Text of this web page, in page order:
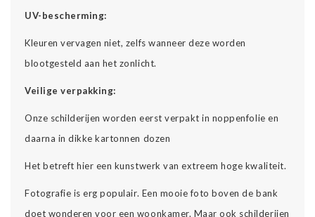
UV-bescherming:
Kleuren vervagen niet, zelfs wanneer deze worden
blootgesteld aan het zonlicht.
Veilige verpakking:
Onze schilderijen worden eerst verpakt in noppenfolie en
daarna in dikke kartonnen dozen
Het betreft hier een kunstwerk van extreem hoge kwaliteit.
Fotografie is erg populair. Een mooie foto boven de bank
doet wonderen voor een woonkamer. Maar ook schilderijen